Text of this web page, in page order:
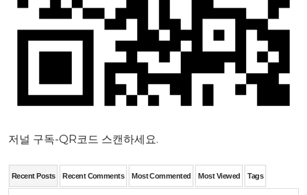
저널 구독-QR코드 스캔하세요.
Recent Posts Recent Comments Most Commented Most Viewed Tags